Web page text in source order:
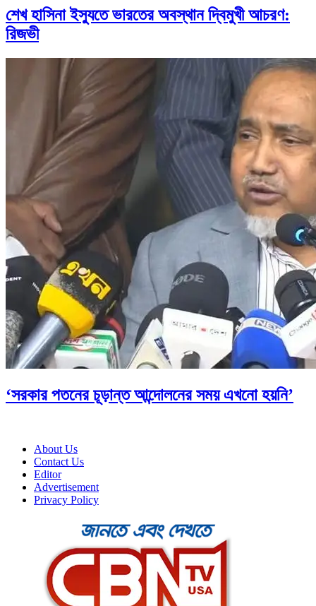
শেখ হাসিনা ইস্যুতে ভারতের অবস্থান দ্বিমুখী আচরণ:
রিজভী
‘সরকার পতনের চূড়ান্ত আন্দোলনের সময় এখনো হয়নি’
About Us
Contact Us
Editor
Advertisement
Privacy Policy